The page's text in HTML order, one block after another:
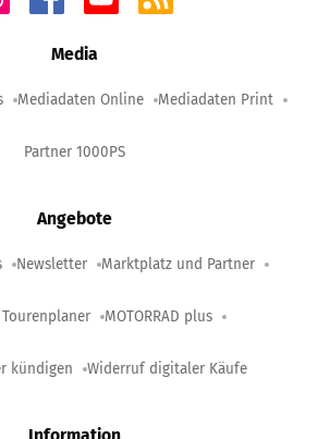
Media
Mediadaten Online Mediadaten Print
Partner 1000PS
Angebote
Newsletter Marktplatz und Partner
Tourenplaner MOTORRAD plus
kündigen Widerruf digitaler Käufe
Information